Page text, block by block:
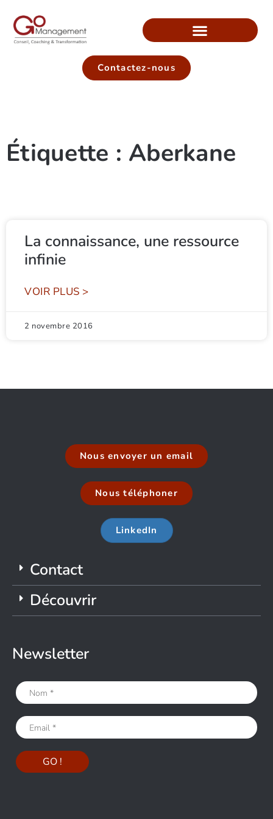
Contactez-nous
Étiquette : Aberkane
La connaissance, une ressource
infinie
VOIR PLUS >
2 novembre 2016
Nous envoyer un email
Nous téléphoner
LinkedIn
Contact
Découvrir
Newsletter